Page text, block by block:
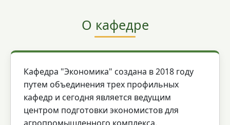
О кафедре
Кафедра "Экономика" создана в 2018 году
путем объединения трех профильных
кафедр и сегодня является ведущим
центром подготовки экономистов для